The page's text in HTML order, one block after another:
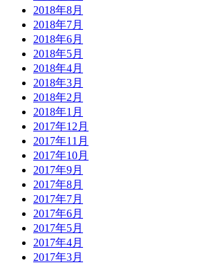
2018年8月
2018年7月
2018年6月
2018年5月
2018年4月
2018年3月
2018年2月
2018年1月
2017年12月
2017年11月
2017年10月
2017年9月
2017年8月
2017年7月
2017年6月
2017年5月
2017年4月
2017年3月